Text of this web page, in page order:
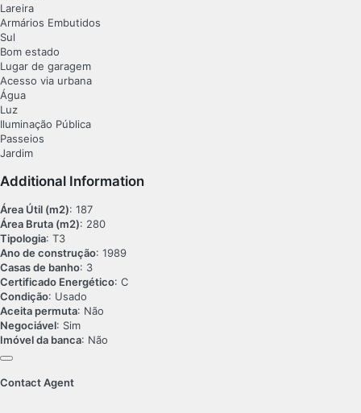
Lareira
Armários Embutidos
Sul
Bom estado
Lugar de garagem
Acesso via urbana
Água
Luz
Iluminação Pública
Passeios
Jardim
Additional Information
Área Útil (m2): 187
Área Bruta (m2): 280
Tipologia: T3
Ano de construção: 1989
Casas de banho: 3
Certificado Energético: C
Condição: Usado
Aceita permuta: Não
Negociável: Sim
Imóvel da banca: Não
Contact Agent